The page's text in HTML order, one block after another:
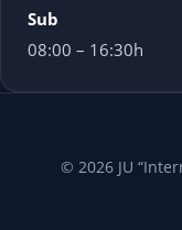
Sub
08:00 – 16:30h
© 2026 JU